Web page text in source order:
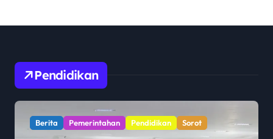
Pendidikan
Berita Pendidikan Sorot